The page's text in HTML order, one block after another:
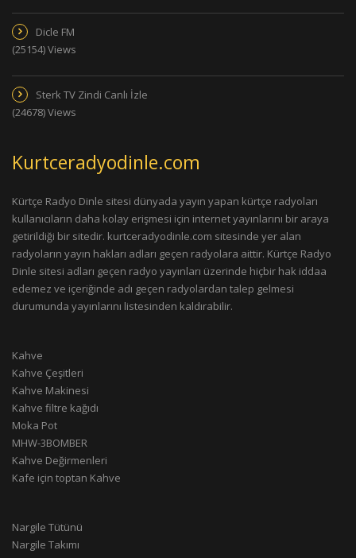
Dicle FM
(25154) Views
Sterk TV Zindi Canlı İzle
(24678) Views
Kurtceradyodinle.com
Kürtçe Radyo Dinle sitesi dünyada yayın yapan kürtçe radyoları
kullanıcıların daha kolay erişmesi için internet yayınlarını bir araya
getirildiği bir sitedir. kurtceradyodinle.com sitesinde yer alan
radyoların yayın hakları adları geçen radyolara aittir. Kürtçe Radyo
Dinle sitesi adları geçen radyo yayınları üzerinde hiçbir hak iddaa
edemez ve içeriğinde adı geçen radyolardan talep gelmesi
durumunda yayınlarını listesinden kaldırabilir.
Kahve
Kahve Çeşitleri
Kahve Makinesi
Kahve filtre kağıdı
Moka Pot
MHW-3BOMBER
Kahve Değirmenleri
Kafe için toptan Kahve
Nargile Tütünü
Nargile Takımı